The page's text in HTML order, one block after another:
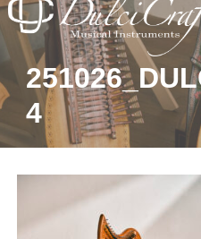
ハンマーダルシマー、ニッ
マー、ブズーキ、アルパの
社及びMASTER WORKS社
者・正規販売代理店
THE WOOD, TK
4